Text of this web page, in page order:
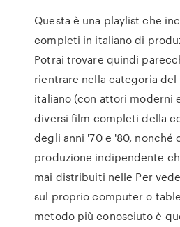
Questa è una playlist che
completi in italiano di
Potrai trovare quindi
rientrare nella categoria del
italiano (con attori moderni
diversi film completi della
degli anni '70 e '80,
produzione indipendente
mai distribuiti nelle Per
sul proprio computer o
metodo più conosciuto è